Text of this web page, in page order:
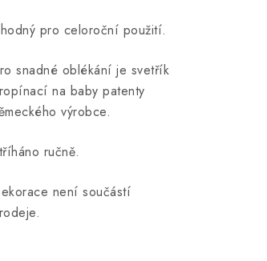
pro celoroční použití.
snadné oblékání je svetřík
na baby patenty
výrobce.
ručně.
není součástí